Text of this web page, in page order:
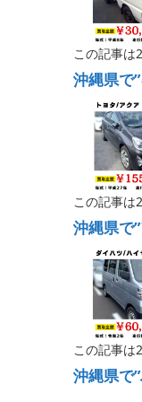
この記事は
沖縄県で
この記事は
沖縄県で
この記事は
沖縄県で